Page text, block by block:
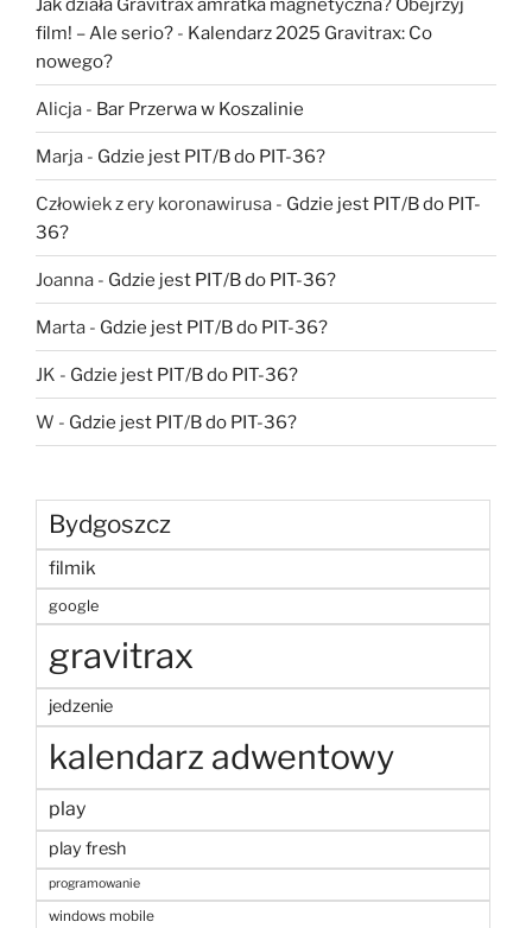
Jak działa Gravitrax amratka magnetyczna? Obejrzyj
film! – Ale serio? - Kalendarz 2025 Gravitrax: Co
nowego?
Alicja - Bar Przerwa w Koszalinie
Marja - Gdzie jest PIT/B do PIT-36?
Człowiek z ery koronawirusa - Gdzie jest PIT/B do PIT-
36?
Joanna - Gdzie jest PIT/B do PIT-36?
Marta - Gdzie jest PIT/B do PIT-36?
JK - Gdzie jest PIT/B do PIT-36?
W - Gdzie jest PIT/B do PIT-36?
Bydgoszcz
filmik
google
gravitrax
jedzenie
kalendarz adwentowy
play
play fresh
programowanie
windows mobile